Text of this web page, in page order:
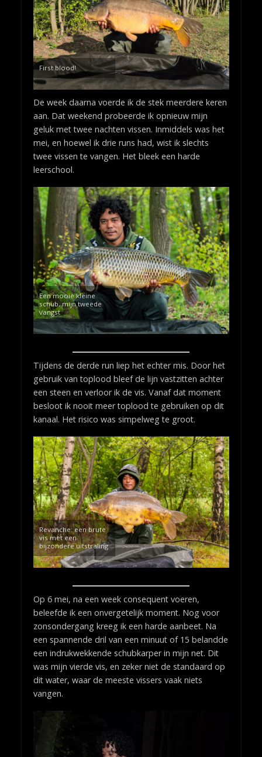
First blood!
De week daarna voerde ik de stek meerdere keren
aan. Dat weekend probeerde ik opnieuw mijn
geluk met twee nachten vissen. Inmiddels was het
mei, en hoewel ik drie runs had, wist ik slechts
twee vissen te vangen. Het bleek een harde
leerschool.
Een mooie kleine
schub, mijn tweede
vangst
Tijdens de derde run liep het echter mis. Door het
gebruik van toplood bleef de lijn vastzitten achter
een steen en verloor ik de vis. Vanaf dat moment
besloot ik nooit meer toplood te gebruiken op dit
kanaal. Het risico was simpelweg te groot.
Revanche: een brute
vis met een
bijzondere uitstraling
Op 6 mei, na een week consequent voeren,
beleefde ik een onvergetelijk moment. Nog voor
zonsondergang kreeg ik een harde aanbeet. Na
een spannende dril van een minuut of 15 belandde
een indrukwekkende schubkarper in mijn net. Dit
was mijn vierde vis, en zeker niet de standaard op
dit water, waar de meeste vissers vaak niets
vangen.